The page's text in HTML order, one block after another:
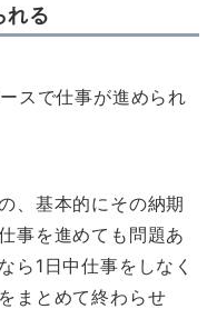
れる
スで仕事が進められ
、基本的にその納期
事を進めても問題あ
ら1日中仕事をしなく
まとめて終わらせ